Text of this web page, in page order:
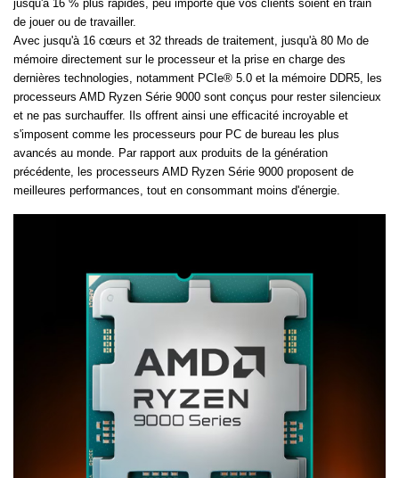
jusqu'à 16 % plus rapides, peu importe que vos clients soient en train
de jouer ou de travailler.
Avec jusqu'à 16 cœurs et 32 threads de traitement, jusqu'à 80 Mo de
mémoire directement sur le processeur et la prise en charge des
dernières technologies, notamment PCIe® 5.0 et la mémoire DDR5, les
processeurs AMD Ryzen Série 9000 sont conçus pour rester silencieux
et ne pas surchauffer. Ils offrent ainsi une efficacité incroyable et
s'imposent comme les processeurs pour PC de bureau les plus
avancés au monde. Par rapport aux produits de la génération
précédente, les processeurs AMD Ryzen Série 9000 proposent de
meilleures performances, tout en consommant moins d'énergie.